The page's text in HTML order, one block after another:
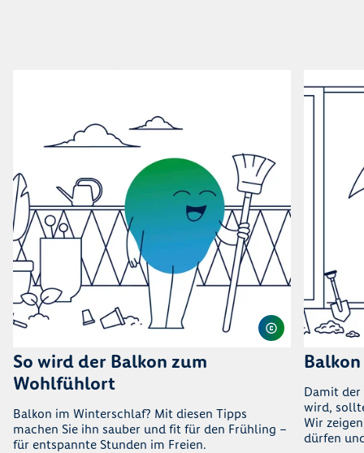
So wird der Balkon zum
Wohlfühlort
Balkon im Winterschlaf? Mit diesen Tipps
machen Sie ihn sauber und fit für den Frühling –
für entspannte Stunden im Freien.
Damit
wird,
Wir
dürfen